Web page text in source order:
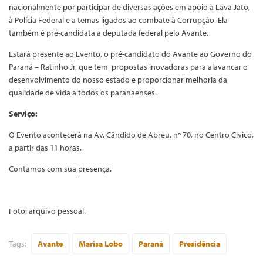
nacionalmente por participar de diversas ações em apoio à Lava Jato,
à Polícia Federal e a temas ligados ao combate à Corrupção. Ela
também é pré-candidata a deputada federal pelo Avante.
Estará presente ao Evento, o pré-candidato do Avante ao Governo do
Paraná – Ratinho Jr, que tem propostas inovadoras para alavancar o
desenvolvimento do nosso estado e proporcionar melhoria da
qualidade de vida a todos os paranaenses.
Serviço:
O Evento acontecerá na Av. Cândido de Abreu, nº 70, no Centro Cívico,
a partir das 11 horas.
Contamos com sua presença.
Foto: arquivo pessoal.
Tags: Avante Marisa Lobo Paraná Presidência